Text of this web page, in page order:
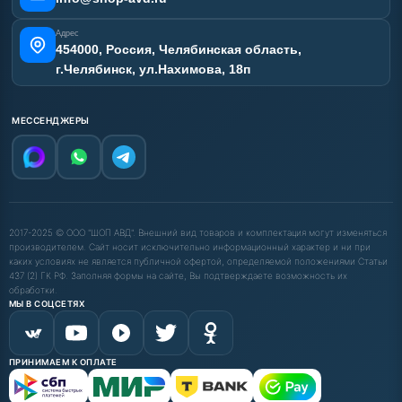
Адрес
454000, Россия, Челябинская область,
г.Челябинск, ул.Нахимова, 18п
МЕССЕНДЖЕРЫ
2017-2025 © ООО "ШОП АВД". Внешний вид товаров и комплектация могут изменяться
производителем. Сайт носит исключительно информационный характер и ни при
каких условиях не является публичной офертой, определяемой положениями Статьи
437 (2) ГК РФ. Заполняя формы на сайте, Вы подтверждаете возможность их
обработки.
МЫ В СОЦСЕТЯХ
ПРИНИМАЕМ К ОПЛАТЕ